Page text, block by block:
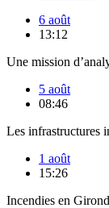
6 août
13:12
Une mission
5 août
08:46
Les infrastructures
1 août
15:26
Incendies en